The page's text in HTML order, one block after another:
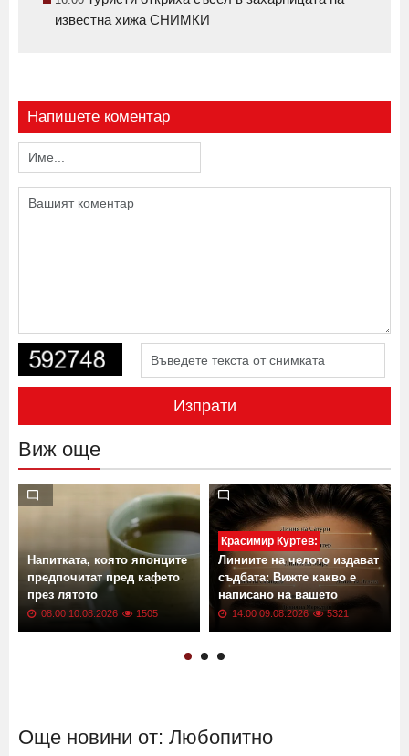
известна хижа СНИМКИ
Напишете коментар
Изпрати
Виж още
Напитката, която японците
предпочитат пред кафето
през лятото
08:00 10.08.2026 1505
Красимир Куртев:
Линиите на челото издават
съдбата: Вижте какво е
написано на вашето
14:00 09.08.2026 5321
Още новини от: Любопитно